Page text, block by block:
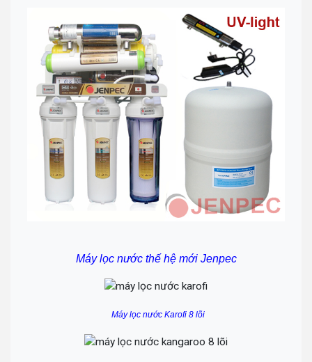
Máy lọc nước thế hệ mới Jenpec
Máy lọc nước Karofi 8 lõi